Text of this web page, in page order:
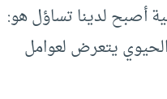
أصبح لدينا تساؤل هو:
يتعرض لعوامل